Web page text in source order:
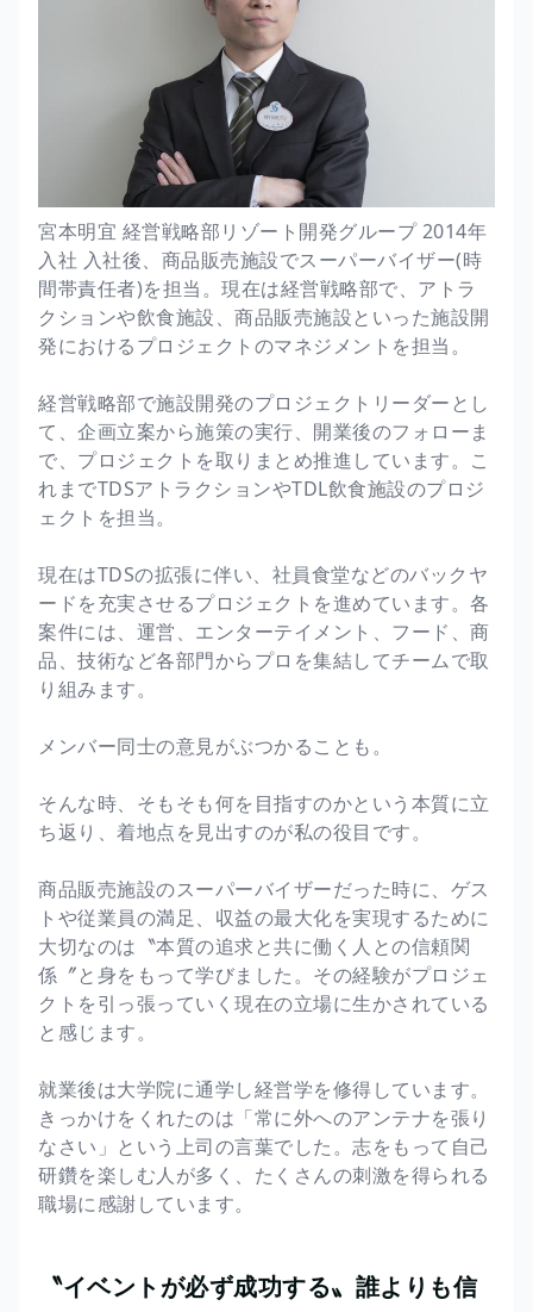
宮本明宜 経営戦略部リゾート開発グループ 2014年
入社 入社後、商品販売施設でスーパーバイザー(時
間帯責任者)を担当。現在は経営戦略部で、アトラ
クションや飲食施設、商品販売施設といった施設開
発におけるプロジェクトのマネジメントを担当。
経営戦略部で施設開発のプロジェクトリーダーとし
て、企画立案から施策の実行、開業後のフォローま
で、プロジェクトを取りまとめ推進しています。こ
れまでTDSアトラクションやTDL飲食施設のプロジ
ェクトを担当。
現在はTDSの拡張に伴い、社員食堂などのバックヤ
ードを充実させるプロジェクトを進めています。各
案件には、運営、エンターテイメント、フード、商
品、技術など各部門からプロを集結してチームで取
り組みます。
メンバー同士の意見がぶつかることも。
そんな時、そもそも何を目指すのかという本質に立
ち返り、着地点を見出すのが私の役目です。
商品販売施設のスーパーバイザーだった時に、ゲス
トや従業員の満足、収益の最大化を実現するために
大切なのは〝本質の追求と共に働く人との信頼関
係〞と身をもって学びました。その経験がプロジェ
クトを引っ張っていく現在の立場に生かされている
と感じます。
就業後は大学院に通学し経営学を修得しています。
きっかけをくれたのは「常に外へのアンテナを張り
なさい」という上司の言葉でした。志をもって自己
研鑽を楽しむ人が多く、たくさんの刺激を得られる
職場に感謝しています。
〝イベントが必ず成功する〟誰よりも信